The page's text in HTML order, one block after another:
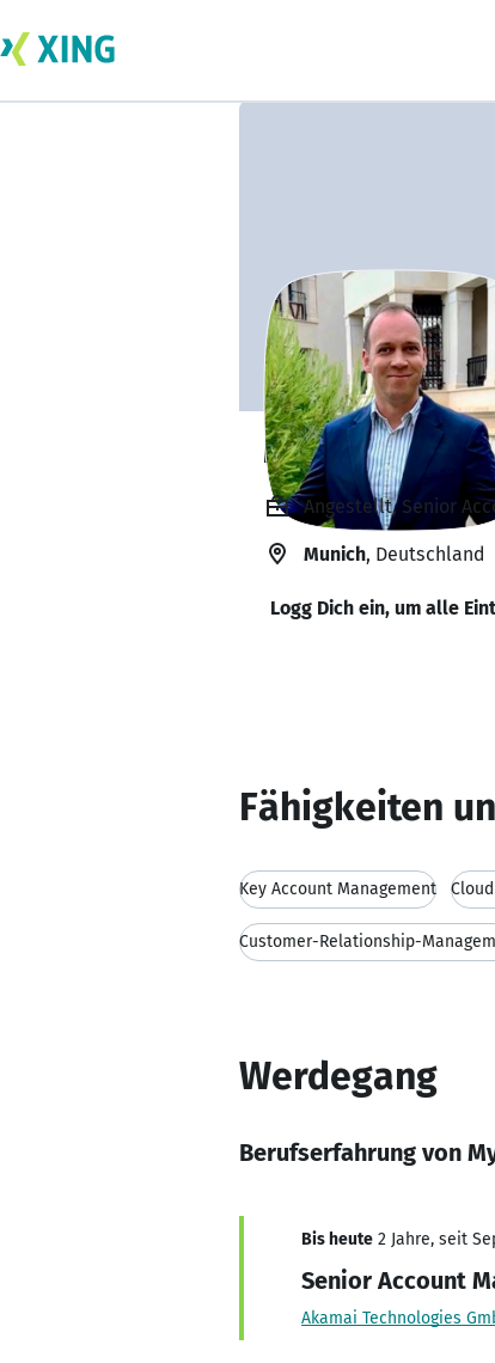
Mykyta
Angestellt, Senior
Munich, Deutschland
Logg Dich ein, um alle
Fähigkeiten
Key Account Management
Customer-Relationship-
Werdegang
Berufserfahrung von
Bis heute 2 Jahre, seit
Senior Account
Akamai Technologies